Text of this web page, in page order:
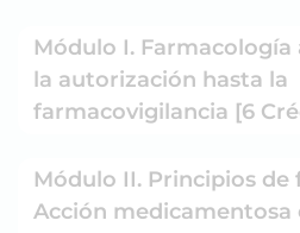
Módulo I. Farmacología
la autorización hasta la
farmacovigilancia [6
Módulo II. Principios de
Acción medicamentosa